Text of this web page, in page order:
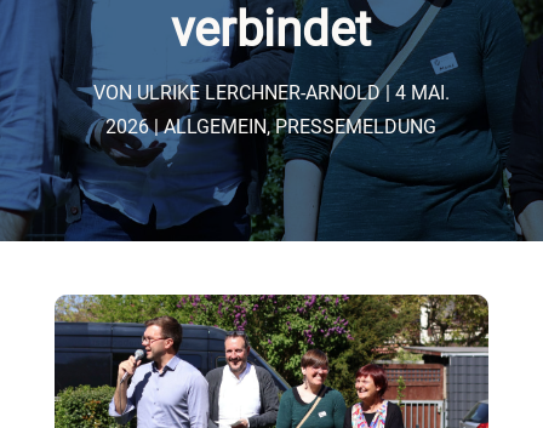
verbindet
VONULRIKE LERCHNER-ARNOLD
4 MAI.
2026
ALLGEMEIN,PRESSEMELDUNG